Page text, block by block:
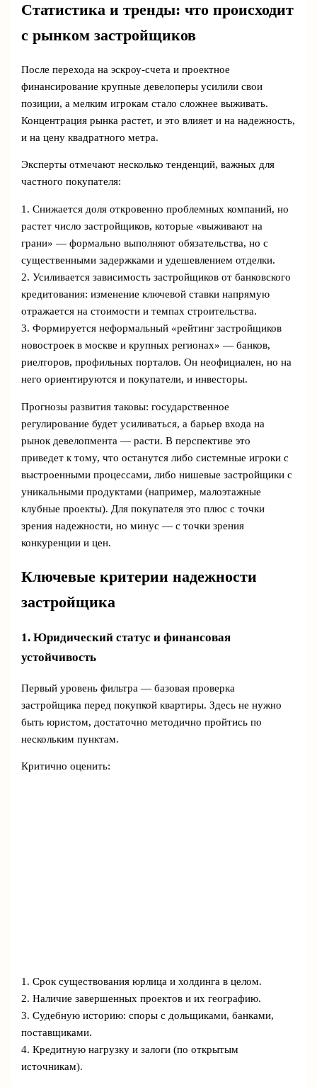
Статистика и тренды: что происходит
с рынком застройщиков
После перехода на эскроу-счета и проектное
финансирование крупные девелоперы усилили свои
позиции, а мелким игрокам стало сложнее выживать.
Концентрация рынка растет, и это влияет и на надежность,
и на цену квадратного метра.
Эксперты отмечают несколько тенденций, важных для
частного покупателя:
1. Снижается доля откровенно проблемных компаний, но
растет число застройщиков, которые «выживают на
грани» — формально выполняют обязательства, но с
существенными задержками и удешевлением отделки.
2. Усиливается зависимость застройщиков от банковского
кредитования: изменение ключевой ставки напрямую
отражается на стоимости и темпах строительства.
3. Формируется неформальный «рейтинг застройщиков
новостроек в москве и крупных регионах» — банков,
риелторов, профильных порталов. Он неофициален, но на
него ориентируются и покупатели, и инвесторы.
Прогнозы развития таковы: государственное
регулирование будет усиливаться, а барьер входа на
рынок девелопмента — расти. В перспективе это
приведет к тому, что останутся либо системные игроки с
выстроенными процессами, либо нишевые застройщики с
уникальными продуктами (например, малоэтажные
клубные проекты). Для покупателя это плюс с точки
зрения надежности, но минус — с точки зрения
конкуренции и цен.
Ключевые критерии надежности
застройщика
1. Юридический статус и финансовая
устойчивость
Первый уровень фильтра — базовая проверка
застройщика перед покупкой квартиры. Здесь не нужно
быть юристом, достаточно методично пройтись по
нескольким пунктам.
Критично оценить:
1. Срок существования юрлица и холдинга в целом.
2. Наличие завершенных проектов и их географию.
3. Судебную историю: споры с дольщиками, банками,
поставщиками.
4. Кредитную нагрузку и залоги (по открытым
источникам).